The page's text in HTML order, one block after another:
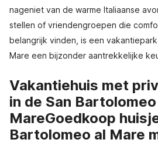
nageniet van de warme Italiaanse
stellen of vriendengroepen die
belangrijk vinden, is een
Mare een bijzonder aantrekkelijke
Vakantiehuis met
in de San
MareGoedkoop
Bartolomeo al Mare